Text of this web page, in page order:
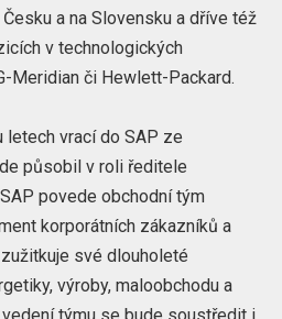
a na Slovensku a dříve též
v technologických
Meridian či Hewlett-Packard.
vrací do SAP ze
působil v roli ředitele
povede obchodní tým
korporátních zákazníků a
své dlouholeté
výroby, maloobchodu a